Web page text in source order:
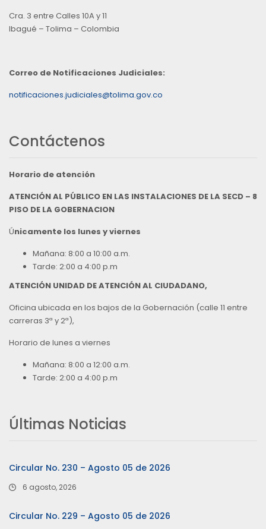
Cra. 3 entre Calles 10A y 11
Ibagué – Tolima – Colombia
Correo de Notificaciones Judiciales:
notificaciones.judiciales@tolima.gov.co
Contáctenos
Horario de atención
ATENCIÓN AL PÚBLICO EN LAS INSTALACIONES DE LA SECD – 8
PISO DE LA GOBERNACION
Únicamente los lunes y viernes
Mañana: 8:00 a 10:00 a.m.
Tarde: 2:00 a 4:00 p.m
ATENCIÓN UNIDAD DE ATENCIÓN AL CIUDADANO,
Oficina ubicada en los bajos de la Gobernación (calle 11 entre
carreras 3ª y 2ª),
Horario de lunes a viernes
Mañana: 8:00 a 12:00 a.m.
Tarde: 2:00 a 4:00 p.m
Últimas Noticias
Circular No. 230 – Agosto 05 de 2026
6 agosto, 2026
Circular No. 229 – Agosto 05 de 2026